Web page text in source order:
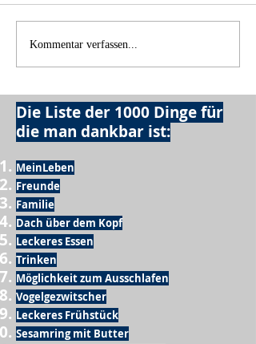
Kommentar verfassen...
Die Liste der 1000 Dinge für
die man dankbar ist:
MeinLeben
Freunde
Familie
Dach über dem Kopf
Leckeres Essen
Trinken
Möglichkeit zum Ausschlafen
Vogelgezwitscher
Leckeres Frühstück
Sesamring mit Butter